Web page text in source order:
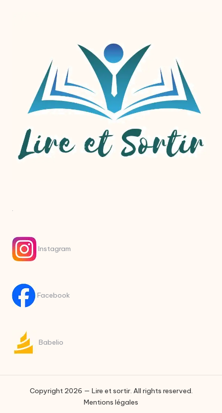
.
Instagram
Facebook
Babelio
Copyright 2026 — Lire et sortir. All rights reserved.
Mentions légales